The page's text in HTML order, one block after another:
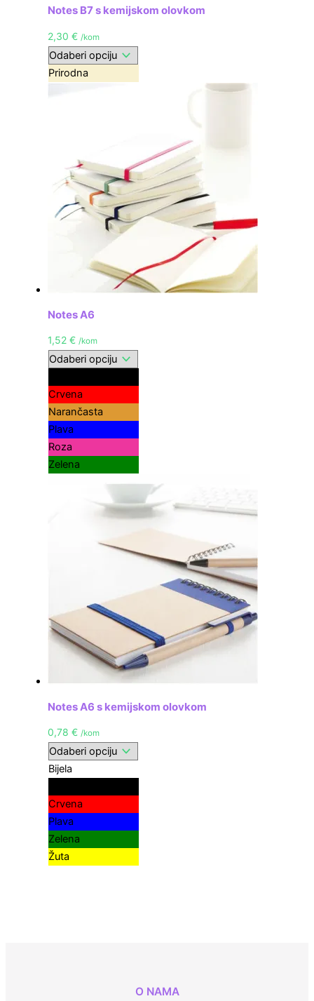
Notes B7 s kemijskom olovkom
2,30 € /kom
Prirodna
Notes A6
1,52 € /kom
Crvena
Narančasta
Plava
Roza
Zelena
Notes A6 s kemijskom olovkom
0,78 € /kom
Bijela
Crvena
Plava
Zelena
Žuta
O NAMA